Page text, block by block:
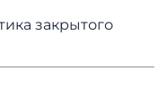
закрытого